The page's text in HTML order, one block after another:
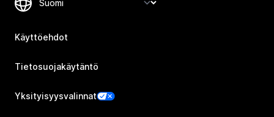
Käyttöehdot
Tietosuojakäytäntö
Yksityisyysvalinnat